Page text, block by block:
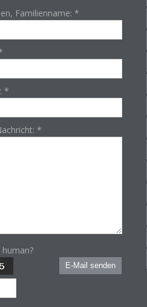
Familienname: *
*
*
E-Mail senden